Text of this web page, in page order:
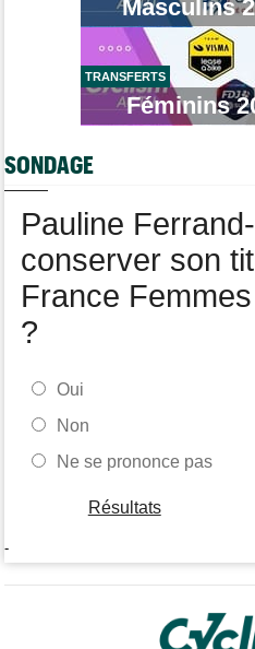
Isaac Del Toro a prolongé avec
ans !
Transfert
Lotto-Intermarché fait passer
Tour de Burgos
Masculins
TRANSFERTS
Féminins
SONDAGE
Pauline
conserver son
France
?
Oui
Non
Ne se prononce pas
Résultats
-